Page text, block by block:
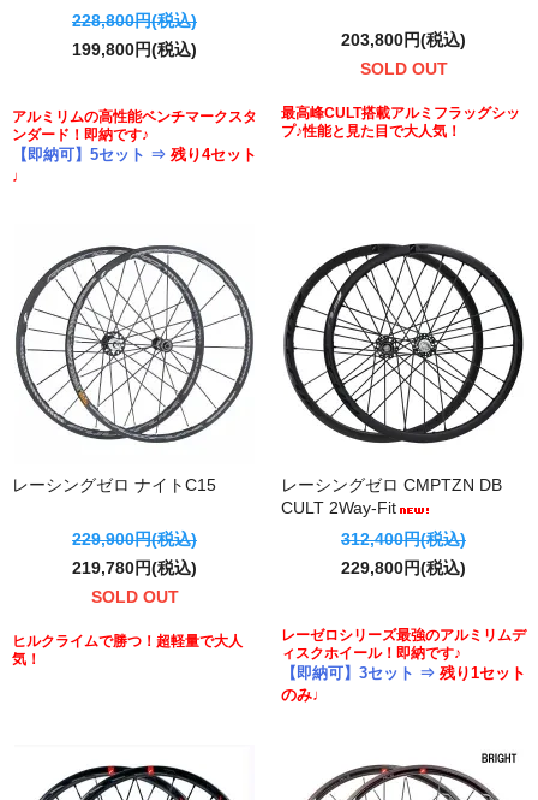
228,800円(税込)
199,800円(税込)
アルミリムの高性能ベンチマークスタ
ンダード！即納です♪
【即納可】5セット ⇒ 残り4セット
♩
203,800円(税込)
SOLD OUT
最高峰CULT搭載アルミフラッグシッ
プ♪性能と見た目で大人気！
レーシングゼロ ナイトC15
229,900円(税込)
219,780円(税込)
SOLD OUT
ヒルクライムで勝つ！超軽量で大人
気！
レーシングゼロ CMPTZN DB
CULT 2Way-Fit
312,400円(税込)
229,800円(税込)
レーゼロシリーズ最強のアルミリムデ
ィスクホイール！即納です♪
【即納可】3セット ⇒ 残り1セット
のみ♩